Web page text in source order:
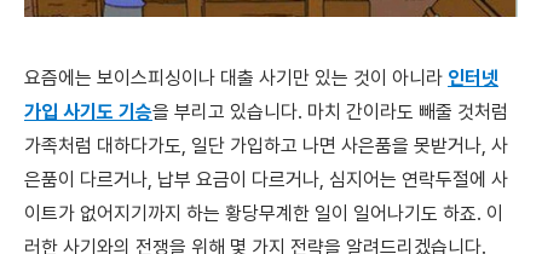
요즘에는 보이스피싱이나 대출 사기만 있는 것이 아니라 인터넷
가입 사기도 기승을 부리고 있습니다. 마치 간이라도 빼줄 것처럼
가족처럼 대하다가도, 일단 가입하고 나면 사은품을 못받거나, 사
은품이 다르거나, 납부 요금이 다르거나, 심지어는 연락두절에 사
이트가 없어지기까지 하는 황당무계한 일이 일어나기도 하죠. 이
러한 사기와의 전쟁을 위해 몇 가지 전략을 알려드리겠습니다.